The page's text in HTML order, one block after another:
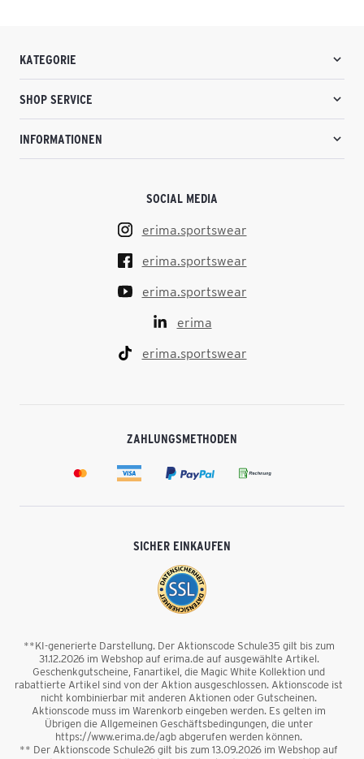
KATEGORIE
SHOP SERVICE
INFORMATIONEN
SOCIAL MEDIA
erima.sportswear
erima.sportswear
erima.sportswear
erima
erima.sportswear
ZAHLUNGSMETHODEN
SICHER EINKAUFEN
**KI-generierte Darstellung. Der Aktionscode Schule35 gilt bis zum
31.12.2026 im Webshop auf erima.de auf ausgewählte Artikel.
Geschenkgutscheine, Fanartikel, die Magic White Kollektion und
rabattierte Artikel sind von der Aktion ausgeschlossen. Aktionscode ist
nicht kombinierbar mit anderen Aktionen oder Gutscheinen.
Aktionscode muss im Warenkorb eingeben werden. Es gelten im
Übrigen die Allgemeinen Geschäftsbedingungen, die unter
https://www.erima.de/agb abgerufen werden können.
** Der Aktionscode Schule26 gilt bis zum 13.09.2026 im Webshop auf